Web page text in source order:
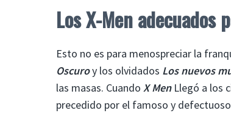
Los X-Men adecuados
Esto no es para menospreciar la
Oscuroy los olvidados Los nuevos
las masas. Cuando X MenLlegó a los
precedido por el famoso y defectuoso